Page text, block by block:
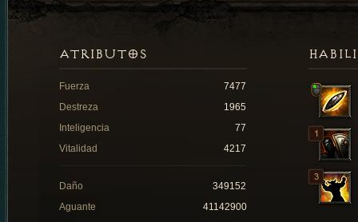
ATRIBUTOS
Fuerza
7477
Destreza
1965
Inteligencia
77
Vitalidad
4217
Daño
349152
Aguante
41142900